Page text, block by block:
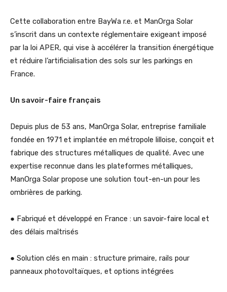
Cette collaboration entre BayWa r.e. et ManOrga Solar
s’inscrit dans un contexte réglementaire exigeant imposé
par la loi APER, qui vise à accélérer la transition énergétique
et réduire l’artificialisation des sols sur les parkings en
France.
Un savoir-faire français
Depuis plus de 53 ans, ManOrga Solar, entreprise familiale
fondée en 1971 et implantée en métropole lilloise, conçoit et
fabrique des structures métalliques de qualité. Avec une
expertise reconnue dans les plateformes métalliques,
ManOrga Solar propose une solution tout-en-un pour les
ombrières de parking.
● Fabriqué et développé en France : un savoir-faire local et
des délais maîtrisés
● Solution clés en main : structure primaire, rails pour
panneaux photovoltaïques, et options intégrées